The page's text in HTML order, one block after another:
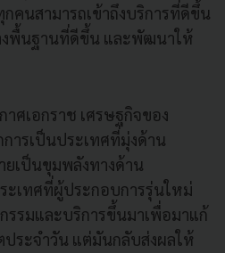
คนสามารถเข้าถึงบริการที่ดีขึ้น
งพื้นฐานที่ดีขึ้น และพัฒนาให้
ศเอกราช เศรษฐกิจของ
ารเป็นประเทศที่มุ่งด้าน
ยเป็นขุมพลังทางด้าน
ะเทศที่ผู้ประกอบการรุ่นใหม่
รรมและบริการขึ้นมาเพื่อมาแก้
ระจำวัน แต่มันกลับส่งผลให้